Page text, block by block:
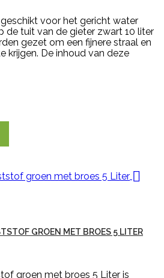
voor het gericht water
de tuit van de gieter zwart 10 liter
gezet om een fijnere straal en
krijgen. De inhoud van deze

GROEN MET BROES 5 LITER
groen met broes 5 Liter is